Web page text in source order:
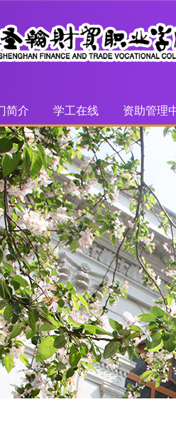
简介 学工在线 资助管理